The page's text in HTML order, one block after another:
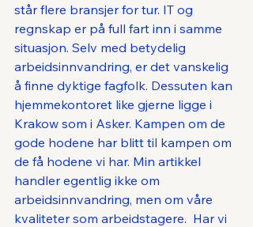
står flere bransjer for tur. IT og
regnskap er på full fart inn i samme
situasjon. Selv med betydelig
arbeidsinnvandring, er det vanskelig
å finne dyktige fagfolk. Dessuten kan
hjemmekontoret like gjerne ligge i
Krakow som i Asker. Kampen om de
gode hodene har blitt til kampen om
de få hodene vi har. Min artikkel
handler egentlig ikke om
arbeidsinnvandring, men om våre
kvaliteter som arbeidstagere.  Har vi